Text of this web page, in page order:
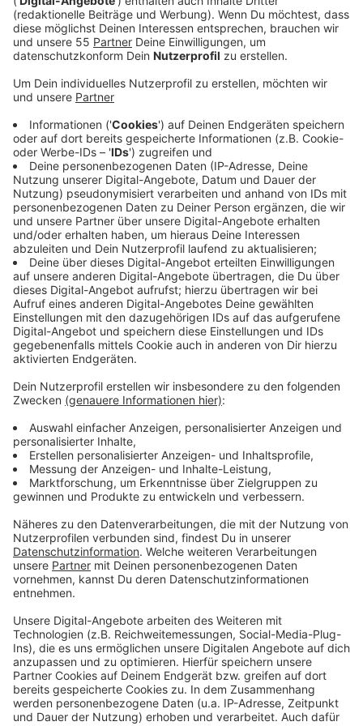
Der Bizeps von Schauspieler Miles Teller sei schuld,
dass der Song so erfolgreich ist, hat OneRepublic-
die Szene aus dem Film in der der Schauspieler mit
Tik Tok geteilt. Wir glauben ja eher, dass es daran liegt,
dass "I Ain’t Worried" eine sehr eingängige Popnummer
ist.
Anzeige
Wir benötigen Ihre
Zustimmung, um den YouTube
Video-Service zu laden!
Wir verwenden einen Service eines
Drittanbieters, um Videoinhalte
einzubetten. Dieser Service kann
Daten zu Ihren Aktivitäten
sammeln. Bitte lesen Sie die
Details durch und stimmen Sie der
Nutzung des Service zu, um dieses
Video anzusehen.
Akzeptieren
powered byUsercentrics Consent
OneRepublic - I Ain’t Worried (From “Top Gun:
Maverick”) [Official Music Video]
Anzeige
Anzeige